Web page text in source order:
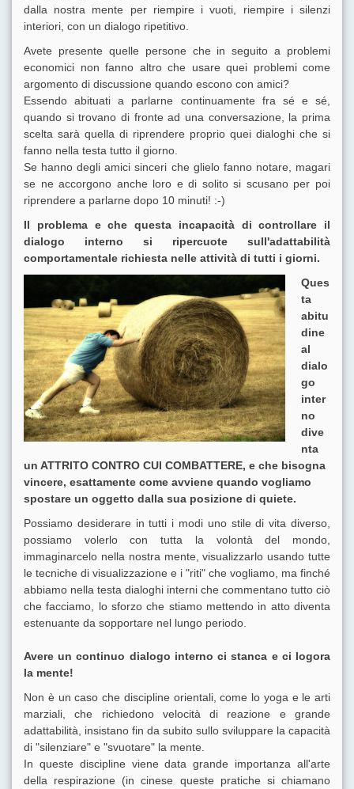
dalla nostra mente per riempire i vuoti, riempire i silenzi
interiori, con un dialogo ripetitivo.
Avete presente quelle persone che in seguito a problemi
economici non fanno altro che usare quei problemi come
argomento di discussione quando escono con amici?
Essendo abituati a parlarne continuamente fra sé e sé,
quando si trovano di fronte ad una conversazione, la prima
scelta sarà quella di riprendere proprio quei dialoghi che si
fanno nella testa tutto il giorno.
Se hanno degli amici sinceri che glielo fanno notare, magari
se ne accorgono anche loro e di solito si scusano per poi
riprendere a parlarne dopo 10 minuti! :-)
Il problema e che questa incapacità di controllare il
dialogo interno si ripercuote sull'adattabilità
comportamentale richiesta nelle attività di tutti i giorni.
Ques
ta
abitu
dine
al
dialo
go
inter
no
dive
nta
un ATTRITO CONTRO CUI COMBATTERE, e che bisogna
vincere, esattamente come avviene quando vogliamo
spostare un oggetto dalla sua posizione di quiete.
Possiamo desiderare in tutti i modi uno stile di vita diverso,
possiamo volerlo con tutta la volontà del mondo,
immaginarcelo nella nostra mente, visualizzarlo usando tutte
le tecniche di visualizzazione e i "riti" che vogliamo, ma finché
abbiamo nella testa dialoghi interni che commentano tutto ciò
che facciamo, lo sforzo che stiamo mettendo in atto diventa
estenuante da sopportare nel lungo periodo.
Avere un continuo dialogo interno ci stanca e ci logora
la mente!
Non è un caso che discipline orientali, come lo yoga e le arti
marziali, che richiedono velocità di reazione e grande
adattabilità, insistano fin da subito sullo sviluppare la capacità
di "silenziare" e "svuotare" la mente.
In queste discipline viene data grande importanza all'arte
della respirazione (in cinese queste pratiche si chiamano